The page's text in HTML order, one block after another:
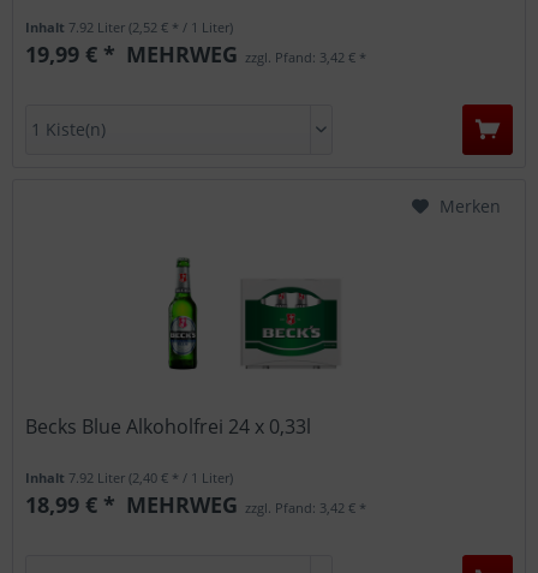
Inhalt 7.92 Liter(2,52 € * / 1 Liter)
19,99 € * MEHRWEG zzgl. Pfand: 3,42 € *
Becks Blue Alkoholfrei 24 x 0,33l
Inhalt 7.92 Liter(2,40 € * / 1 Liter)
18,99 € * MEHRWEG zzgl. Pfand: 3,42 € *
Merken